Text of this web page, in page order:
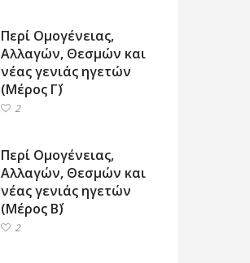
Περί Ομογένειας,
Αλλαγών, Θεσμών και
νέας γενιάς ηγετών
(Μέρος Γ΄)
2
Περί Ομογένειας,
Αλλαγών, Θεσμών και
νέας γενιάς ηγετών
(Μέρος Β΄)
2